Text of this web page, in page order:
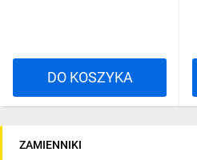
DO KOSZYKA
ZAMIENNIKI